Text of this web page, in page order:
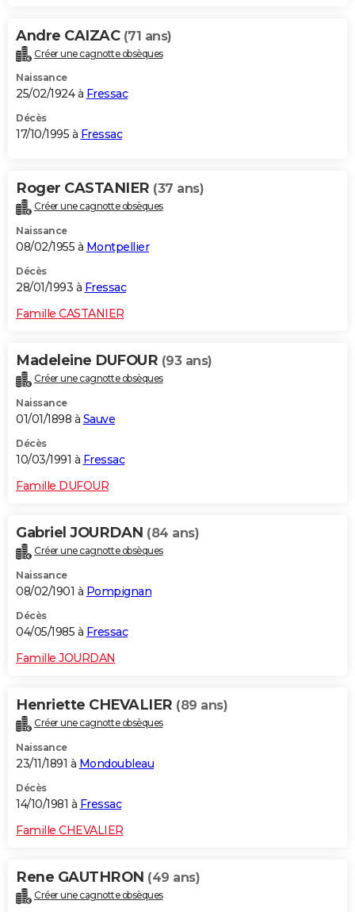
Andre CAIZAC (71 ans)
Créer une cagnotte obsèques
Naissance
25/02/1924 à Fressac
Décès
17/10/1995 à Fressac
Roger CASTANIER (37 ans)
Créer une cagnotte obsèques
Naissance
08/02/1955 à Montpellier
Décès
28/01/1993 à Fressac
Famille CASTANIER
Madeleine DUFOUR (93 ans)
Créer une cagnotte obsèques
Naissance
01/01/1898 à Sauve
Décès
10/03/1991 à Fressac
Famille DUFOUR
Gabriel JOURDAN (84 ans)
Créer une cagnotte obsèques
Naissance
08/02/1901 à Pompignan
Décès
04/05/1985 à Fressac
Famille JOURDAN
Henriette CHEVALIER (89 ans)
Créer une cagnotte obsèques
Naissance
23/11/1891 à Mondoubleau
Décès
14/10/1981 à Fressac
Famille CHEVALIER
Rene GAUTHRON (49 ans)
Créer une cagnotte obsèques